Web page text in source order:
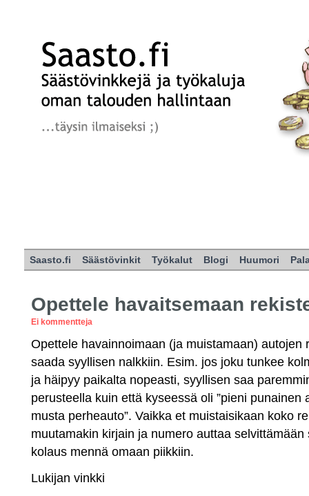
Saasto.fi Säästövinkit Työkalut Blogi Huumori
Opettele havaitsemaan
Ei kommentteja
Opettele havainnoimaan (ja muistamaan) autojen
saada syyllisen nalkkiin. Esim. jos joku tunkee
ja häipyy paikalta nopeasti, syyllisen saa
perusteella kuin että kyseessä oli ”pieni punainen
musta perheauto”. Vaikka et muistaisikaan koko
muutamakin kirjain ja numero auttaa
kolaus mennä omaan piikkiin.
Lukijan vinkki